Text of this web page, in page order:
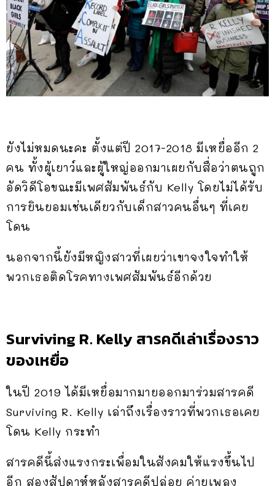
ยังไม่หมดนะคะ ตั้งแต่ปี 2017-2018 มีเหยื่ออีก 2
คน ทั้งผู้เยาว์และผู้ใหญ่ออกมาเผยกับสื่อว่าตนถูก
อัดวิดีโอขณะมีเพศสัมพันธ์กับ Kelly โดยไม่ได้รับ
การยินยอมเช่นเดียวกับเด็กสาวคนอื่นๆ ที่เคย
โดน
นอกจากนี้ยังมีหญิงสาวที่เผยว่าเขาจงใจทำให้
พวกเธอติดโรคทางเพศสัมพันธ์อีกด้วย
Surviving R. Kelly สารคดีเล่าเรื่องราว
ของเหยื่อ
ในปี 2019 ได้มีเหยื่อมากมายออกมาร่วมสารคดี
Surviving R. Kelly เล่าถึงเรื่องราวที่พวกเธอเคย
โดน Kelly กระทำ
สารคดีนี้ส่งแรงกระเพื่อมในสังคมให้แรงขึ้นไป
อีก สองสัปดาห์หลังสารคดีปล่อย ค่ายเพลง